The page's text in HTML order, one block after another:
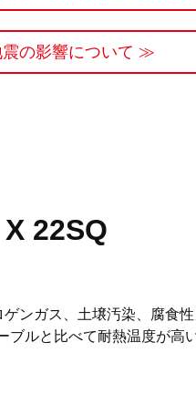
震の影響について ≫
22SQ
ンガス、土壌汚染、腐食
ブルと比べて耐熱温度が高